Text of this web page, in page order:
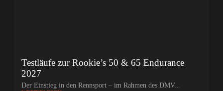
Testläufe zur Rookie’s 50 & 65 Endurance
2027
Der Einstieg in den Rennsport – im Rahmen des DMV...